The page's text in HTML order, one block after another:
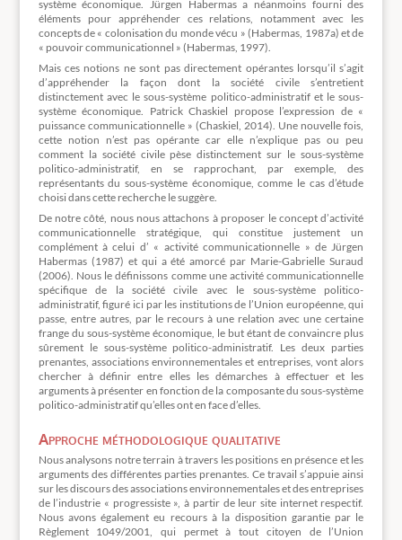
système économique. Jürgen Habermas a néanmoins fourni des
éléments pour appréhender ces relations, notamment avec les
concepts de « colonisation du monde vécu » (Habermas, 1987a) et de
« pouvoir communicationnel » (Habermas, 1997).
Mais ces notions ne sont pas directement opérantes lorsqu’il s’agit
d’appréhender la façon dont la société civile s’entretient
distinctement avec le sous-système politico-administratif et le sous-
système économique. Patrick Chaskiel propose l’expression de «
puissance communicationnelle » (Chaskiel, 2014). Une nouvelle fois,
cette notion n’est pas opérante car elle n’explique pas ou peu
comment la société civile pèse distinctement sur le sous-système
politico-administratif, en se rapprochant, par exemple, des
représentants du sous-système économique, comme le cas d’étude
choisi dans cette recherche le suggère.
De notre côté, nous nous attachons à proposer le concept d’activité
communicationnelle stratégique, qui constitue justement un
complément à celui d’ « activité communicationnelle » de Jürgen
Habermas (1987) et qui a été amorcé par Marie-Gabrielle Suraud
(2006). Nous le définissons comme une activité communicationnelle
spécifique de la société civile avec le sous-système politico-
administratif, figuré ici par les institutions de l’Union européenne, qui
passe, entre autres, par le recours à une relation avec une certaine
frange du sous-système économique, le but étant de convaincre plus
sûrement le sous-système politico-administratif. Les deux parties
prenantes, associations environnementales et entreprises, vont alors
chercher à définir entre elles les démarches à effectuer et les
arguments à présenter en fonction de la composante du sous-système
politico-administratif qu’elles ont en face d’elles.
Approche méthodologique qualitative
Nous analysons notre terrain à travers les positions en présence et les
arguments des différentes parties prenantes. Ce travail s’appuie ainsi
sur les discours des associations environnementales et des entreprises
de l’industrie « progressiste », à partir de leur site internet respectif.
Nous avons également eu recours à la disposition garantie par le
Règlement 1049/2001, qui permet à tout citoyen de l’Union